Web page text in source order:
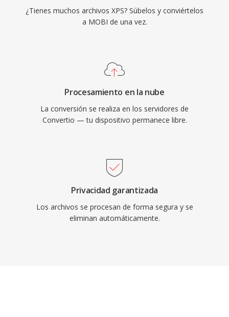
¿Tienes muchos archivos XPS? Súbelos y conviértelos
a MOBI de una vez.
Procesamiento en la nube
La conversión se realiza en los servidores de
Convertio — tu dispositivo permanece libre.
Privacidad garantizada
Los archivos se procesan de forma segura y se
eliminan automáticamente.